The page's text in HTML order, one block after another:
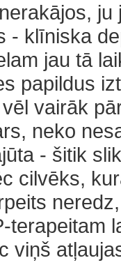
- klīniska
jau tā
papildus
vairāk
neko
- šitik
cilvēks,
terapeitam
viņš